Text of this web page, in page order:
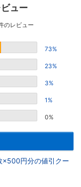
ュー
のレビュー
73%
23%
3%
1%
0%
×500円分の値引クー